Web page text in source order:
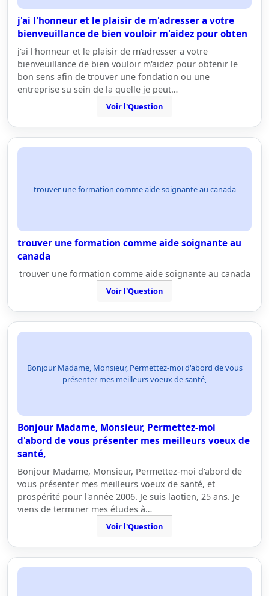
j'ai l'honneur et le plaisir de m'adresser a votre
bienveuillance de bien vouloir m'aidez pour obten
j'ai l'honneur et le plaisir de m'adresser a votre
bienveuillance de bien vouloir m'aidez pour obtenir le
bon sens afin de trouver une fondation ou une
entreprise su sein de la quelle je peut…
Voir l'Question
trouver une formation comme aide soignante au canada
trouver une formation comme aide soignante au
canada
trouver une formation comme aide soignante au canada
Voir l'Question
Bonjour Madame, Monsieur, Permettez-moi d'abord de vous
présenter mes meilleurs voeux de santé,
Bonjour Madame, Monsieur, Permettez-moi
d'abord de vous présenter mes meilleurs voeux de
santé,
Bonjour Madame, Monsieur, Permettez-moi d'abord de
vous présenter mes meilleurs voeux de santé, et
prospérité pour l'année 2006. Je suis laotien, 25 ans. Je
viens de terminer mes études à…
Voir l'Question